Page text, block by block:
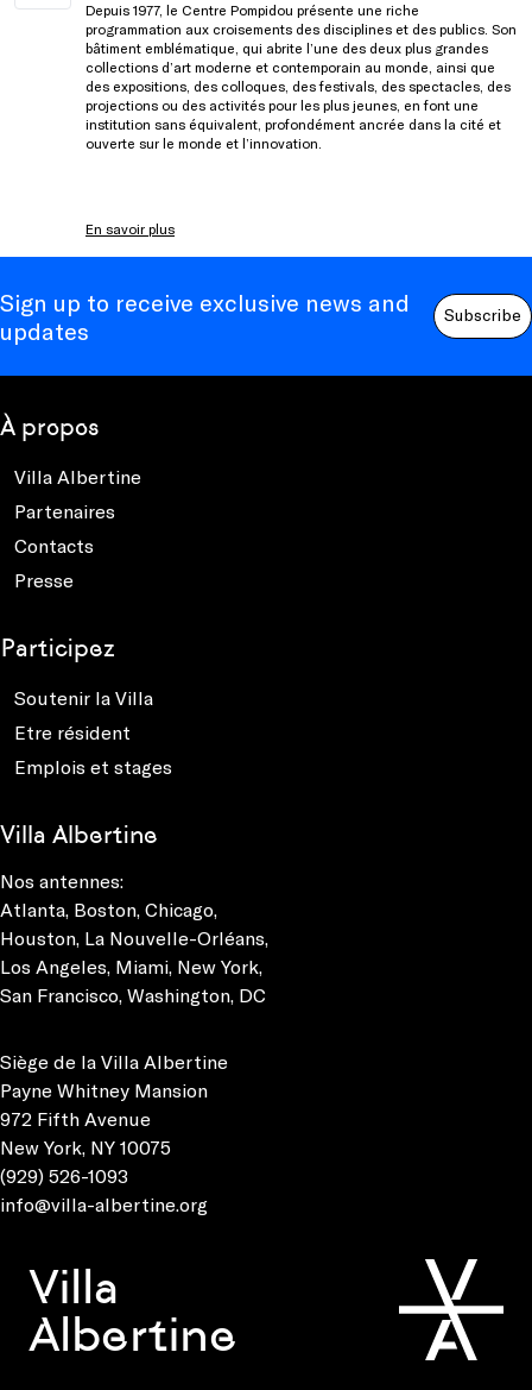
Depuis 1977, le Centre Pompidou présente une riche
programmation aux croisements des disciplines et des publics. Son
bâtiment emblématique, qui abrite l’une des deux plus grandes
collections d’art moderne et contemporain au monde, ainsi que
des expositions, des colloques, des festivals, des spectacles, des
projections ou des activités pour les plus jeunes, en font une
institution sans équivalent, profondément ancrée dans la cité et
ouverte sur le monde et l’innovation.
En savoir plus
Sign up to receive exclusive news and
updates
Subscribe
À propos
Villa Albertine
Partenaires
Contacts
Presse
Participez
Soutenir la Villa
Etre résident
Emplois et stages
Villa Albertine
Nos antennes:
Atlanta, Boston, Chicago,
Houston, La Nouvelle-Orléans,
Los Angeles, Miami, New York,
San Francisco, Washington, DC
Siège de la Villa Albertine
Payne Whitney Mansion
972 Fifth Avenue
New York, NY 10075
(929) 526-1093
info@villa-albertine.org
Villa
Albertine